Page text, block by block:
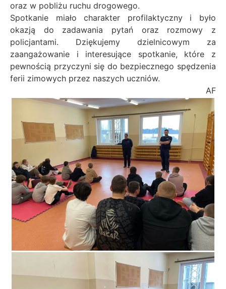
oraz w pobliżu ruchu drogowego.
Spotkanie miało charakter profilaktyczny i było
okazją do zadawania pytań oraz rozmowy z
policjantami. Dziękujemy dzielnicowym za
zaangażowanie i interesujące spotkanie, które z
pewnością przyczyni się do bezpiecznego spędzenia
ferii zimowych przez naszych uczniów.
AF